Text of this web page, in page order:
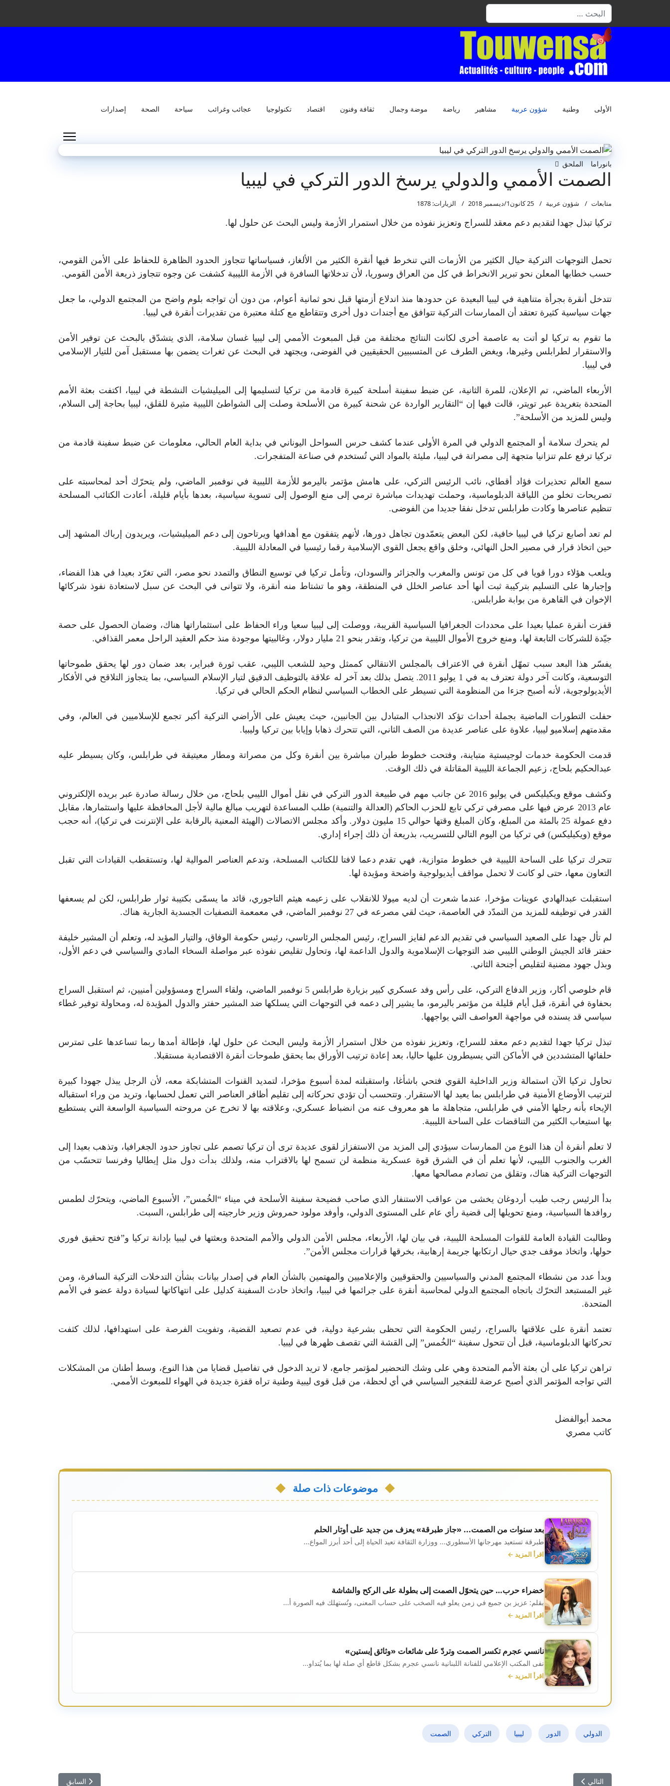
البحث
الأولى وطنية شؤون عربية مشاهير رياضة موضة وجمال ثقافة وفنون اقتصاد تكنولوجيا عجائب وغرائب سياحة الصحة إصدارات
بانوراما الملحق
الصمت الأممي والدولي يرسخ الدور التركي في ليبيا
متابعات شؤون عربية 25 كانون1/ديسمبر 2018 الزيارات: 1878
تركيا تبذل جهدا لتقديم دعم معقد للسراج وتعزيز نفوذه من خلال استمرار الأزمة وليس البحث عن حلول لها.
تحمل التوجهات التركية حيال الكثير من الأزمات التي تنخرط فيها أنقرة الكثير من الألغاز، فسياساتها تتجاوز الحدود الظاهرة للحفاظ على الأمن القومي،
حسب خطابها المعلن نحو تبرير الانخراط في كل من العراق وسوريا، لأن تدخلاتها السافرة في الأزمة الليبية كشفت عن وجوه تتجاوز ذريعة الأمن القومي.
تتدخل أنقرة بجرأة متناهية في ليبيا البعيدة عن حدودها منذ اندلاع أزمتها قبل نحو ثمانية أعوام، من دون أن تواجه بلوم واضح من المجتمع الدولي، ما جعل
جهات سياسية كثيرة تعتقد أن الممارسات التركية تتوافق مع أجندات دول أخرى وتتقاطع مع كتلة معتبرة من تقديرات أنقرة في ليبيا.
ما تقوم به تركيا لو أتت به عاصمة أخرى لكانت النتائج مختلفة من قبل المبعوث الأممي إلى ليبيا غسان سلامة، الذي يتشدّق بالبحث عن توفير الأمن
والاستقرار لطرابلس وغيرها، ويغض الطرف عن المتسببين الحقيقيين في الفوضى، ويجتهد في البحث عن ثغرات يضمن بها مستقبل آمن للتيار الإسلامي
في ليبيا.
الأربعاء الماضي، تم الإعلان، للمرة الثانية، عن ضبط سفينة أسلحة كبيرة قادمة من تركيا لتسليمها إلى الميليشيات النشطة في ليبيا، اكتفت بعثة الأمم
المتحدة بتغريدة عبر تويتر، قالت فيها إن “التقارير الواردة عن شحنة كبيرة من الأسلحة وصلت إلى الشواطئ الليبية مثيرة للقلق، ليبيا بحاجة إلى السلام،
وليس للمزيد من الأسلحة”.
لم يتحرك سلامة أو المجتمع الدولي في المرة الأولى عندما كشف حرس السواحل اليوناني في بداية العام الحالي، معلومات عن ضبط سفينة قادمة من
تركيا ترفع علم تنزانيا متجهة إلى مصراتة في ليبيا، مليئة بالمواد التي تُستخدم في صناعة المتفجرات.
سمع العالم تحذيرات فؤاد أقطاي، نائب الرئيس التركي، على هامش مؤتمر باليرمو للأزمة الليبية في نوفمبر الماضي، ولم يتحرّك أحد لمحاسبته على
تصريحات تخلو من اللياقة الدبلوماسية، وحملت تهديدات مباشرة ترمي إلى منع الوصول إلى تسوية سياسية، بعدها بأيام قليلة، أعادت الكتائب المسلحة
تنظيم عناصرها وكادت طرابلس تدخل نفقا جديدا من الفوضى.
لم تعد أصابع تركيا في ليبيا خافية، لكن البعض يتعمّدون تجاهل دورها، لأنهم يتفقون مع أهدافها ويرتاحون إلى دعم الميليشيات، ويريدون إرباك المشهد إلى
حين اتخاذ قرار في مصير الحل النهائي، وخلق واقع يجعل القوى الإسلامية رقما رئيسيا في المعادلة الليبية.
ويلعب هؤلاء دورا قويا في كل من تونس والمغرب والجزائر والسودان، وتأمل تركيا في توسيع النطاق والتمدد نحو مصر، التي تغرّد بعيدا في هذا الفضاء،
وإجبارها على التسليم بتركيبة ثبت أنها أحد عناصر الخلل في المنطقة، وهو ما تشتاط منه أنقرة، ولا تتوانى في البحث عن سبل لاستعادة نفوذ شركائها
الإخوان في القاهرة من بوابة طرابلس.
قفزت أنقرة عمليا بعيدا على محددات الجغرافيا السياسية القريبة، ووصلت إلى ليبيا سعيا وراء الحفاظ على استثماراتها هناك، وضمان الحصول على حصة
جيّدة للشركات التابعة لها، ومنع خروج الأموال الليبية من تركيا، وتقدر بنحو 21 مليار دولار، وغالبيتها موجودة منذ حكم العقيد الراحل معمر القذافي.
يفسّر هذا البعد سبب تمهّل أنقرة في الاعتراف بالمجلس الانتقالي كممثل وحيد للشعب الليبي، عقب ثورة فبراير، بعد ضمان دور لها يحقق طموحاتها
التوسعية، وكانت آخر دولة تعترف به في 1 يوليو 2011. يتصل بذلك بعد آخر له علاقة بالتوظيف الدقيق لتيار الإسلام السياسي، بما يتجاوز التلاقح في الأفكار
الأيديولوجوية، لأنه أصبح جزءا من المنظومة التي تسيطر على الخطاب السياسي لنظام الحكم الحالي في تركيا.
حفلت التطورات الماضية بجملة أحداث تؤكد الانجذاب المتبادل بين الجانبين، حيث يعيش على الأراضي التركية أكبر تجمع للإسلاميين في العالم، وفي
مقدمتهم إسلاميو ليبيا، علاوة على عناصر عديدة من الصف الثاني، التي تتحرك ذهابا وإيابا بين تركيا وليبيا.
قدمت الحكومة خدمات لوجيستية متباينة، وفتحت خطوط طيران مباشرة بين أنقرة وكل من مصراتة ومطار معيتيقة في طرابلس، وكان يسيطر عليه
عبدالحكيم بلحاج، زعيم الجماعة الليبية المقاتلة في ذلك الوقت.
وكشف موقع ويكيليكس في يوليو 2016 عن جانب مهم في طبيعة الدور التركي في نقل أموال الليبي بلحاج، من خلال رسالة صادرة عبر بريده الإلكتروني
عام 2013 عرض فيها على مصرفي تركي تابع للحزب الحاكم (العدالة والتنمية) طلب المساعدة لتهريب مبالغ مالية لأجل المحافظة عليها واستثمارها، مقابل
دفع عمولة 25 بالمئة من المبلغ، وكان المبلغ وقتها حوالي 15 مليون دولار. وأكد مجلس الاتصالات (الهيئة المعنية بالرقابة على الإنترنت في تركيا)، أنه حجب
موقع (ويكيليكس) في تركيا من اليوم التالي للتسريب، بذريعة أن ذلك إجراء إداري.
تتحرك تركيا على الساحة الليبية في خطوط متوازية، فهي تقدم دعما لافتا للكتائب المسلحة، وتدعم العناصر الموالية لها، وتستقطب القيادات التي تقبل
التعاون معها، حتى لو كانت لا تحمل مواقف أيديولوجية واضحة ومؤيدة لها.
استقبلت عبدالهادي عوينات مؤخرا، عندما شعرت أن لديه ميولا للانقلاب على زعيمه هيثم التاجوري، قائد ما يسمّى بكتيبة ثوار طرابلس، لكن لم يسعفها
القدر في توظيفه للمزيد من التمدّد في العاصمة، حيث لقي مصرعه في 27 نوفمبر الماضي، في معمعمة التصفيات الجسدية الجارية هناك.
لم تأل جهدا على الصعيد السياسي في تقديم الدعم لفايز السراج، رئيس المجلس الرئاسي، رئيس حكومة الوفاق، والتيار المؤيد له، وتعلم أن المشير خليفة
حفتر قائد الجيش الوطني الليبي ضد التوجهات الإسلاموية والدول الداعمة لها، وتحاول تقليص نفوذه عبر مواصلة السخاء المادي والسياسي في دعم الأول،
وبذل جهود مضنية لتقليص أجنحة الثاني.
قام خلوصي أكار، وزير الدفاع التركي، على رأس وفد عسكري كبير بزيارة طرابلس 5 نوفمبر الماضي، ولقاء السراج ومسؤولين أمنيين، ثم استقبل السراج
بحفاوة في أنقرة، قبل أيام قليلة من مؤتمر باليرمو، ما يشير إلى دعمه في التوجهات التي يسلكها ضد المشير حفتر والدول المؤيدة له، ومحاولة توفير غطاء
سياسي قد يسنده في مواجهة العواصف التي يواجهها.
تبذل تركيا جهدا لتقديم دعم معقد للسراج، وتعزيز نفوذه من خلال استمرار الأزمة وليس البحث عن حلول لها، فإطالة أمدها ربما تساعدها على تمترس
حلفائها المتشددين في الأماكن التي يسيطرون عليها حاليا، بعد إعادة ترتيب الأوراق بما يحقق طموحات أنقرة الاقتصادية مستقبلا.
تحاول تركيا الآن استمالة وزير الداخلية القوي فتحي باشأغا، واستقبلته لمدة أسبوع مؤخرا، لتمديد القنوات المتشابكة معه، لأن الرجل يبذل جهودا كبيرة
لترتيب الأوضاع الأمنية في طرابلس بما يعيد لها الاستقرار. وتتحسب أن تؤدي تحركاته إلى تقليم أظافر العناصر التي تعمل لحسابها، وتريد من وراء استقباله
الإيحاء بأنه رجلها الأمني في طرابلس، متجاهلة ما هو معروف عنه من انضباط عسكري، وعلاقته بها لا تخرج عن مروحته السياسية الواسعة التي يستطيع
بها استيعاب الكثير من التناقضات على الساحة الليبية.
لا تعلم أنقرة أن هذا النوع من الممارسات سيؤدي إلى المزيد من الاستفزاز لقوى عديدة ترى أن تركيا تصمم على تجاوز حدود الجغرافيا، وتذهب بعيدا إلى
الغرب والجنوب الليبي، لأنها تعلم أن في الشرق قوة عسكرية منظمة لن تسمح لها بالاقتراب منه، ولذلك بدأت دول مثل إيطاليا وفرنسا تتحسّب من
التوجهات التركية هناك، وتقلق من تصادم مصالحها معها.
بدأ الرئيس رجب طيب أردوغان يخشى من عواقب الاستنفار الذي صاحب فضيحة سفينة الأسلحة في ميناء “الخُمس”، الأسبوع الماضي، ويتحرّك لطمس
روافدها السياسية، ومنع تحويلها إلى قضية رأي عام على المستوى الدولي، وأوفد مولود حمروش وزير خارجيته إلى طرابلس، السبت.
وطالبت القيادة العامة للقوات المسلحة الليبية، في بيان لها، الأربعاء، مجلس الأمن الدولي والأمم المتحدة وبعثتها في ليبيا بإدانة تركيا و”فتح تحقيق فوري
حولها، واتخاذ موقف جدي حيال ارتكابها جريمة إرهابية، بخرقها قرارات مجلس الأمن”.
وبدأ عدد من نشطاء المجتمع المدني والسياسيين والحقوقيين والإعلاميين والمهتمين بالشأن العام في إصدار بيانات بشأن التدخلات التركية السافرة، ومن
غير المستبعد التحرّك باتجاه المجتمع الدولي لمحاسبة أنقرة على جرائمها في ليبيا، واتخاذ حادث السفينة كدليل على انتهاكاتها لسيادة دولة عضو في الأمم
المتحدة.
تعتمد أنقرة على علاقتها بالسراج، رئيس الحكومة التي تحظى بشرعية دولية، في عدم تصعيد القضية، وتفويت الفرصة على استهدافها، لذلك كثفت
تحركاتها الدبلوماسية، قبل أن تتحول سفينة “الخُمس” إلى القشة التي تقصف ظهرها في ليبيا.
تراهن تركيا على أن بعثة الأمم المتحدة وهي على وشك التحضير لمؤتمر جامع، لا تريد الدخول في تفاصيل قضايا من هذا النوع، وسط أطنان من المشكلات
التي تواجه المؤتمر الذي أصبح عرضة للتفجير السياسي في أي لحظة، من قبل قوى ليبية وطنية تراه قفزة جديدة في الهواء للمبعوث الأممي.
محمد أبوالفضل
كاتب مصري
موضوعات ذات صلة
بعد سنوات من الصمت... «جاز طبرقة» يعزف من جديد على أوتار الحلم
طبرقة تستعيد مهرجانها الأسطوري... ووزارة الثقافة تعيد الحياة إلى أحد أبرز المواع...
اقرأ المزيد ←
خضراء حرب… حين يتحوّل الصمت إلى بطولة على الركح والشاشة
بقلم: عزيز بن جميع في زمن يعلو فيه الصخب على حساب المعنى، وتُستهلك فيه الصورة أ...
اقرأ المزيد ←
نانسي عجرم تكسر الصمت وتردّ على شائعات «وثائق إبستين»
نفى المكتب الإعلامي للفنانة اللبنانية نانسي عجرم بشكل قاطع أي صلة لها بما يُتداو...
اقرأ المزيد ←
الدولي الدور ليبيا التركي الصمت
المقال السابق: سيف الإسلام
السابق المقال التالي: إقامة 5 نجوم وراتب شهري.. تفضلوا إلى السجون المصرية
التالي